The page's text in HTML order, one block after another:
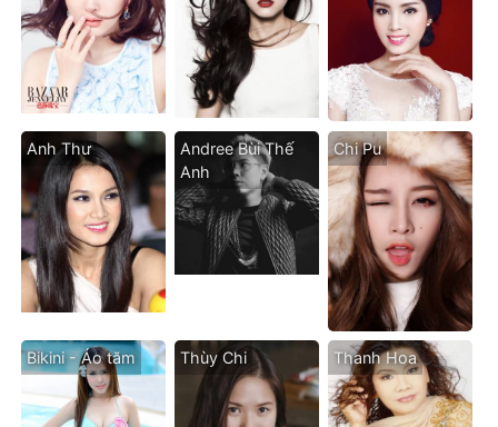
Anh Thư
Andree Bùi Thế
Anh
Chi Pu
Bikini - Áo tăm Thùy Chi Thanh Hoa